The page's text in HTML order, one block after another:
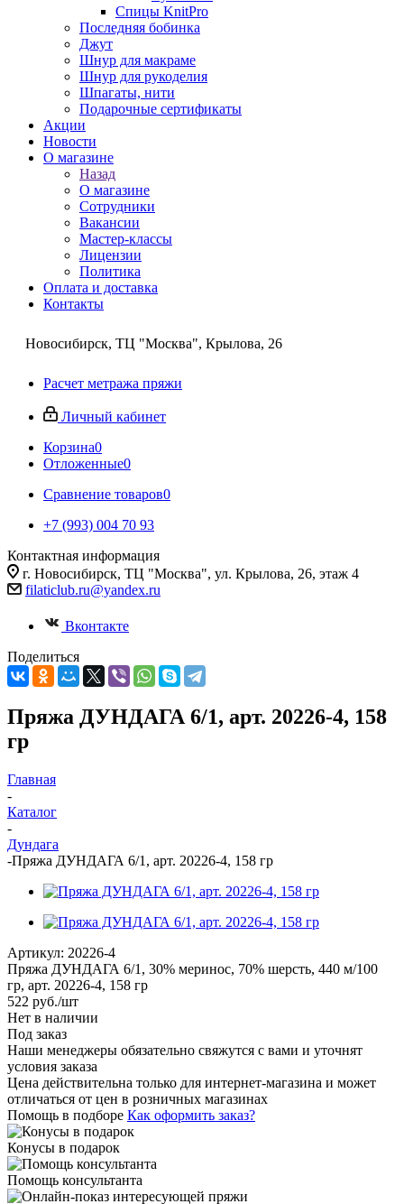
Спицы KnitPro
Последняя бобинка
Джут
Шнур для макраме
Шнур для рукоделия
Шпагаты, нити
Подарочные сертификаты
Акции
Новости
О магазине
Назад
О магазине
Сотрудники
Вакансии
Мастер-классы
Лицензии
Политика
Оплата и доставка
Контакты
Новосибирск, ТЦ "Москва", Крылова, 26
Расчет метража пряжи
Личный кабинет
Корзина0
Отложенные0
Сравнение товаров0
+7 (993) 004 70 93
Контактная информация
г. Новосибирск, ТЦ "Москва", ул. Крылова, 26, этаж 4
filaticlub.ru@yandex.ru
Вконтакте
Поделиться
Пряжа ДУНДАГА 6/1, арт. 20226-4, 158
гр
Главная
-
Каталог
-
Дундага
-Пряжа ДУНДАГА 6/1, арт. 20226-4, 158 гр
Артикул: 20226-4
Пряжа ДУНДАГА 6/1, 30% меринос, 70% шерсть, 440 м/100
гр, арт. 20226-4, 158 гр
522 руб./шт
Нет в наличии
Под заказ
Наши менеджеры обязательно свяжутся с вами и уточнят
условия заказа
Цена действительна только для интернет-магазина и может
отличаться от цен в розничных магазинах
Помощь в подборе Как оформить заказ?
Конусы в подарок
Помощь консультанта